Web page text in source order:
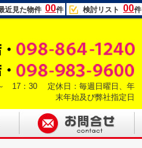
近見た物件 00件 検討リスト 00件
17：30 定休日：毎週日曜日、年
末年始及び弊社指定日